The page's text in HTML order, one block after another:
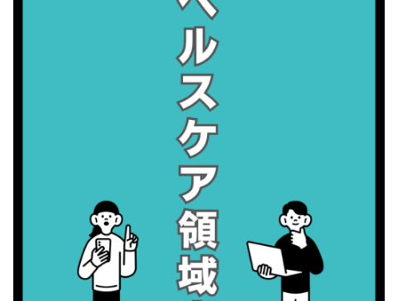
・職場の健康診断実施強化月間
・職場の健康診断実施強化月間
2026/09/08(火)
・がん征圧月間
・世界アルツハイマー月間